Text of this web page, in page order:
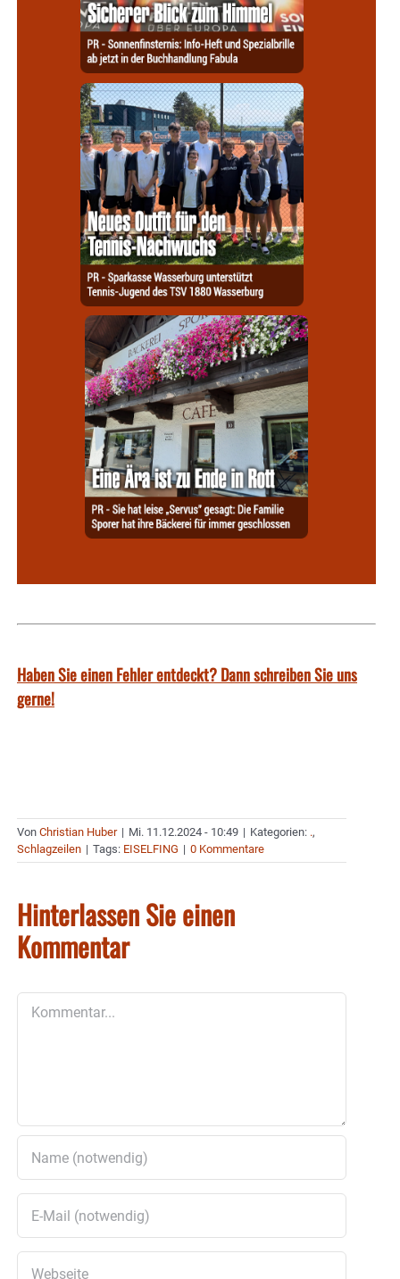
Haben Sie einen Fehler entdeckt? Dann schreiben Sie uns
gerne!
Von Christian Huber | Mi. 11.12.2024 - 10:49 | Kategorien: .,
Schlagzeilen | Tags: EISELFING | 0 Kommentare
Hinterlassen Sie einen
Kommentar